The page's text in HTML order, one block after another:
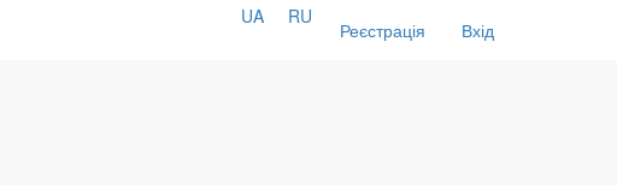
Реєстрація Вхід
UA RU